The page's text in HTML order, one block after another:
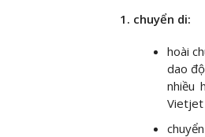
1. chuyển di:
hoài
dao
nhiều